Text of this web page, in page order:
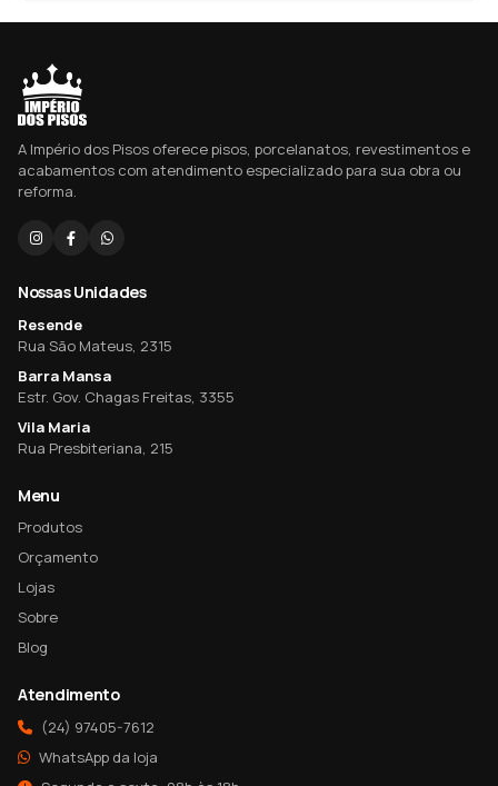
A Império dos Pisos oferece pisos, porcelanatos, revestimentos e
acabamentos com atendimento especializado para sua obra ou
reforma.
Nossas Unidades
Resende
Rua São Mateus, 2315
Barra Mansa
Estr. Gov. Chagas Freitas, 3355
Vila Maria
Rua Presbiteriana, 215
Menu
Produtos
Orçamento
Lojas
Sobre
Blog
Atendimento
(24) 97405-7612
WhatsApp da loja